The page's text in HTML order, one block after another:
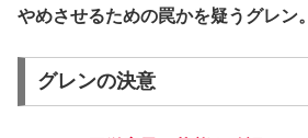
やめさせるための罠かを疑うグレン。
グレンの決意